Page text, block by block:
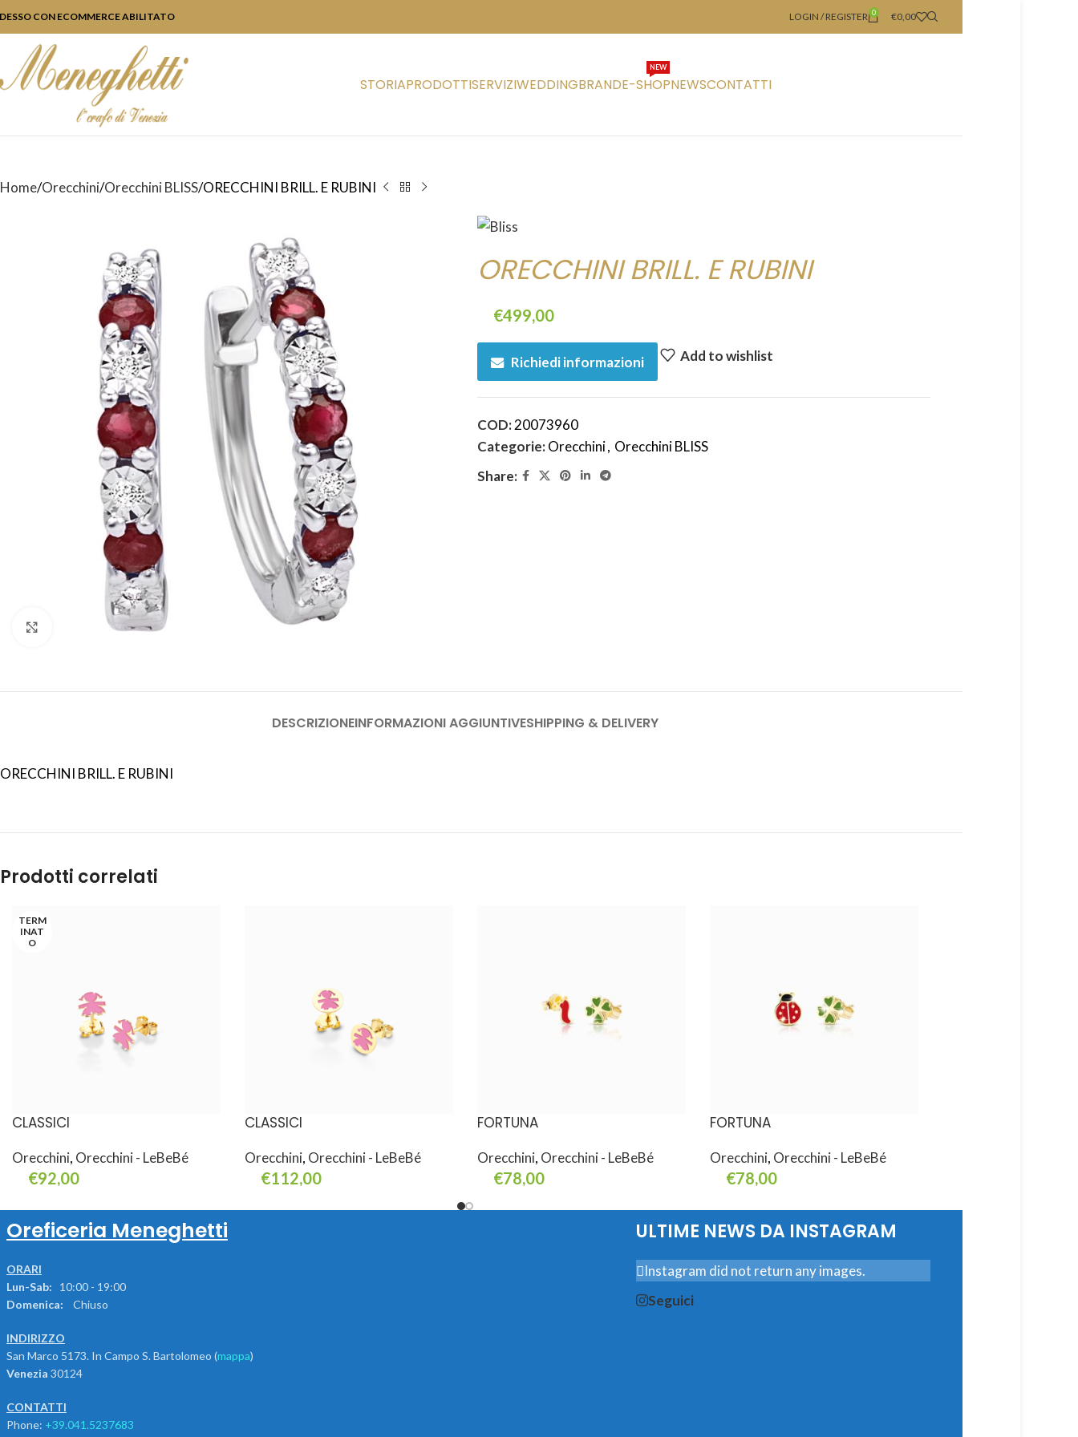
CON ECOMMERCE ABILITATO LOGIN / REGISTER 0 €0,00
STORIAPRODOTTISERVIZIWEDDINGBRANDE-SHOP
NEW
NEWSCONTATTI
Home Orecchini Orecchini BLISS ORECCHINI BRILL. E RUBINI
Click to enlarge
ORECCHINI BRILL. E RUBINI
€499,00
Richiedi informazioni Add to wishlist
COD:20073960
Categorie:Orecchini, Orecchini BLISS
Share:
DESCRIZIONEINFORMAZIONI AGGIUNTIVESHIPPING & DELIVERY
ORECCHINI BRILL. E RUBINI
Prodotti correlati
TERM
INAT
O
CLASSICI
Orecchini, Orecchini - LeBeBé
€92,00
CLASSICI
Orecchini, Orecchini - LeBeBé
€112,00
FORTUNA
Orecchini, Orecchini - LeBeBé
€78,00
FORTUNA
Orecchini, Orecchini - LeBeBé
€78,00
Oreficeria Meneghetti
ORARI
Lun-Sab: 10:00 - 19:00
Domenica:
Chiuso
INDIRIZZO
San Marco 5173. In Campo S. Bartolomeo (mappa)
Venezia 30124
CONTATTI
Phone: +39.041.5237683
ULTIME NEWS DA INSTAGRAM
Instagram did not return any images.
Seguici